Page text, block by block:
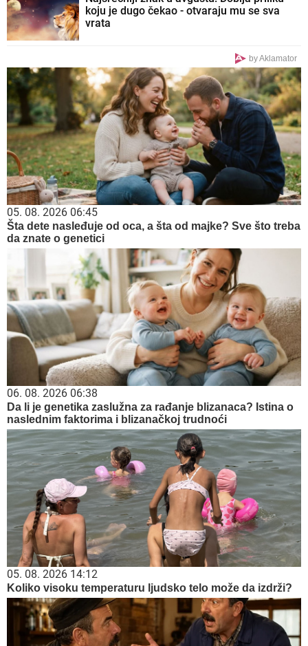
koju je dugo čekao - otvaraju mu se sva
vrata
by Aklamator
05. 08. 2026 06:45
Šta dete nasleđuje od oca, a šta od majke? Sve što treba
da znate o genetici
06. 08. 2026 06:38
Da li je genetika zaslužna za rađanje blizanaca? Istina o
naslednim faktorima i blizanačkoj trudnoći
05. 08. 2026 14:12
Koliko visoku temperaturu ljudsko telo može da izdrži?